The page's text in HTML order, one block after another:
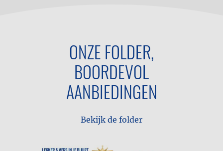
ONZE FOLDER,
BOORDEVOL
AANBIEDINGEN
Bekijk de folder